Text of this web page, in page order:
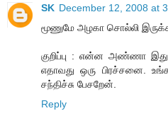
SK December 12, 2008 at
மூணுமே அழகா சொல்லி
குறிப்பு : என்ன அண்ணா
எதாவது ஒரு பிரச்சனை.
சந்திச்சு பேசறேன்.
Reply